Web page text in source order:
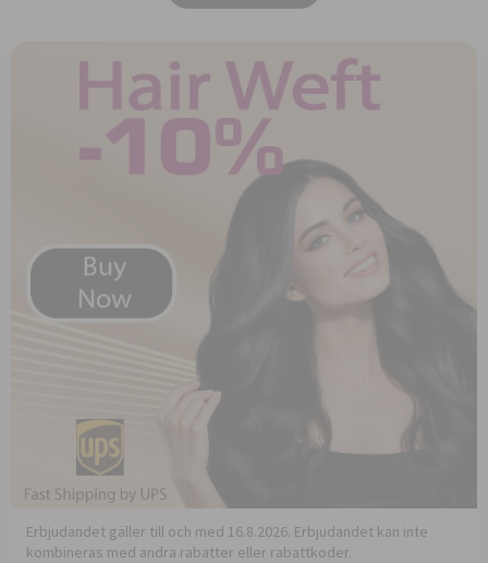
Erbjudandet gäller till och med 16.8.2026. Erbjudandet kan inte
kombineras med andra rabatter eller rabattkoder.